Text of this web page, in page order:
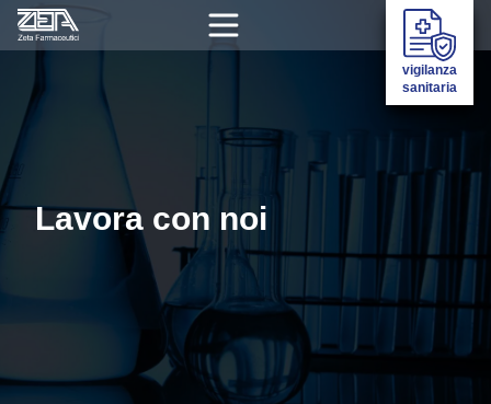
vigilanza
sanitaria
Lavora con noi